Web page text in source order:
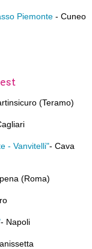
Piemonte - Cuneo
(Teramo)
- Vanvitelli"- Cava
(Roma)
- Napoli